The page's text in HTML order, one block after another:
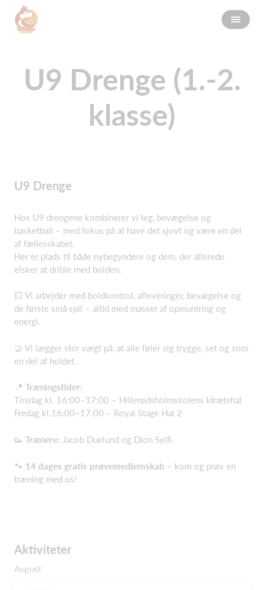
U9 Drenge (1.-2.
klasse)
U9 Drenge
Hos U9 drengene kombinerer vi leg, bevægelse og
basketball – med fokus på at have det sjovt og være en del
af fællesskabet.
Her er plads til både nybegyndere og dem, der allerede
elsker at drible med bolden.
💥 Vi arbejder med boldkontrol, afleveringer, bevægelse og
de første små spil – altid med masser af opmuntring og
energi.
🤝 Vi lægger stor vægt på, at alle føler sig trygge, set og som
en del af holdet.
📍 Træningstider:
Tirsdag kl. 16:00–17:00 – Hillerødsholmskolens Idrætshal
Fredag kl.16:00–17:00 – Royal Stage Hal 2
👟 Trænere: Jacob Duelund og Dion Seifi
🐾 14 dages gratis prøvemedlemskab – kom og prøv en
træning med os!
Aktiviteter
August